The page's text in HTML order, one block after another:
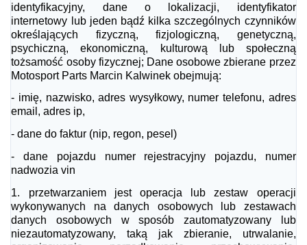
identyfikacyjny, dane o lokalizacji, identyfikator
internetowy lub jeden bądź kilka szczególnych czynników
określających fizyczną, fizjologiczną, genetyczną,
psychiczną, ekonomiczną, kulturową lub społeczną
tożsamość osoby fizycznej; Dane osobowe zbierane przez
Motosport Parts Marcin Kalwinek obejmują:
- imię, nazwisko, adres wysyłkowy, numer telefonu, adres
email, adres ip,
- dane do faktur (nip, regon, pesel)
- dane pojazdu
numer rejestracyjny pojazdu, numer
nadwozia vin
1.
przetwarzaniem jest operacja lub zestaw operacji
wykonywanych na danych osobowych lub zestawach
danych osobowych w sposób zautomatyzowany lub
niezautomatyzowany, taką jak zbieranie, utrwalanie,